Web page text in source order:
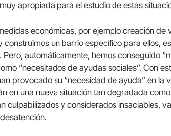
apropiada para el estudio de estas
económicas, por ejemplo creación de
construimos un barrio específico para ellos,
Pero, automáticamente, hemos conseguido
“necesitados de ayudas sociales”. Con
provocado su “necesidad de ayuda” en la
en una nueva situación tan degradada
culpabilizados y considerados insaciables,